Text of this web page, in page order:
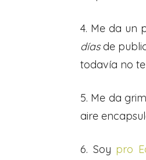
4. Me da un
díasde
todavía no
5. Me da
aire
6. Soy pro